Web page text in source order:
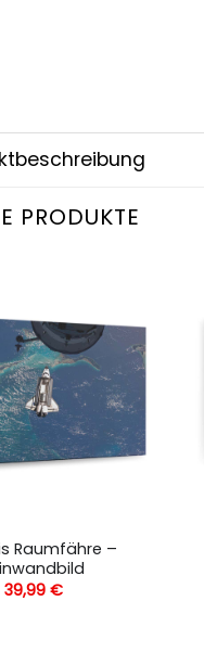
PRODUKTE
Raumfähre –
39,99€